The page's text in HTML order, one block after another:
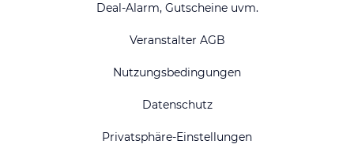
Deal-Alarm, Gutscheine uvm.
Veranstalter AGB
Nutzungsbedingungen
Datenschutz
Privatsphäre-Einstellungen